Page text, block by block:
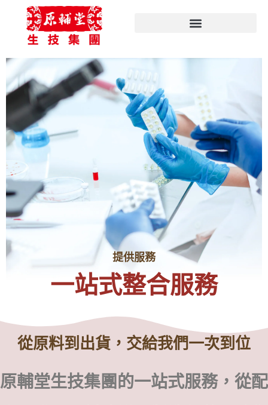
內
容
提供服務
一站式整合服務
從原料到出貨，交給我們一次到位
原輔堂生技集團的一站式服務，從配